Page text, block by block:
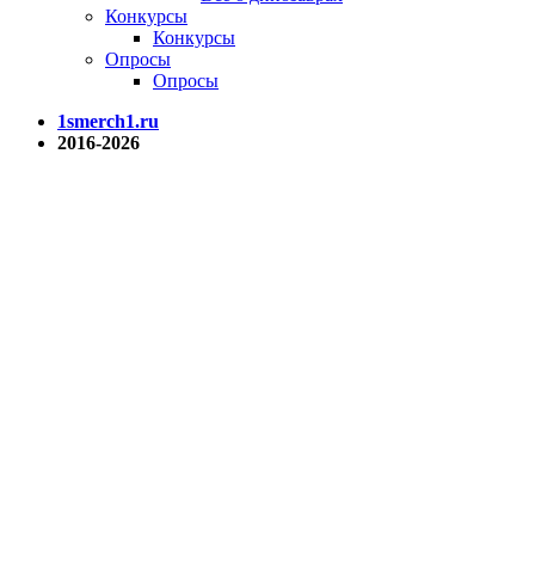
Конкурсы
Конкурсы
Опросы
Опросы
1smerch1.ru
2016-2026